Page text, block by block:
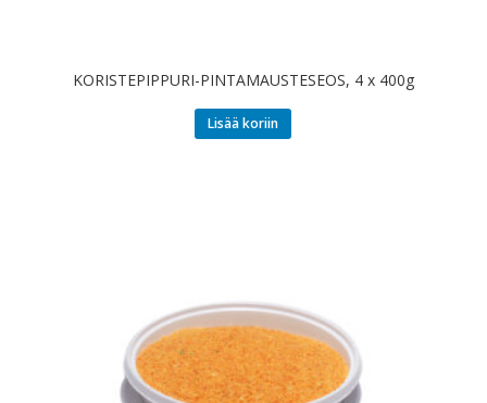
KORISTEPIPPURI-PINTAMAUSTESEOS, 4 x 400g
Lisää koriin